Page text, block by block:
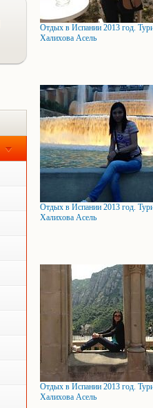
Отдых в Испании 2013 год.
Халихова Асель
Отдых в Испании 2013 год.
Халихова Асель
Отдых в Испании 2013 год.
Халихова Асель